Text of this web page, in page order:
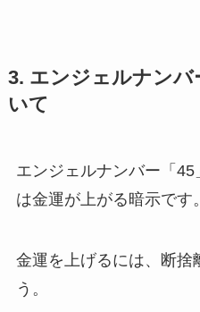
3. エンジェルナンバ
いて
エンジェルナンバー「
は金運が上がる暗示です。
金運を上げるには、断捨
う。